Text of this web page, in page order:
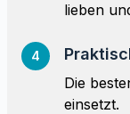
lieben
4
Die
einsetzt.